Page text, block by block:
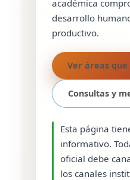
académica
desarrollo
productivo.
Ver áreas
Consultas y
Esta página
informativo.
oficial debe
los canales